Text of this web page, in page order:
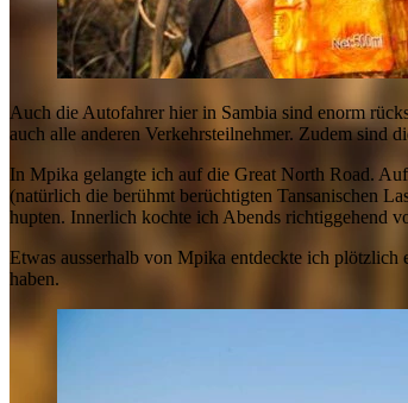
Auch die Autofahrer hier in Sambia sind enorm
auch alle anderen Verkehrsteilnehmer. Zudem sind
In Mpika gelangte ich auf die Great North Road.
(natürlich die berühmt berüchtigten Tansanischen
hupten. Innerlich kochte ich Abends richtiggehend
Etwas ausserhalb von Mpika entdeckte ich plötzlich
haben.